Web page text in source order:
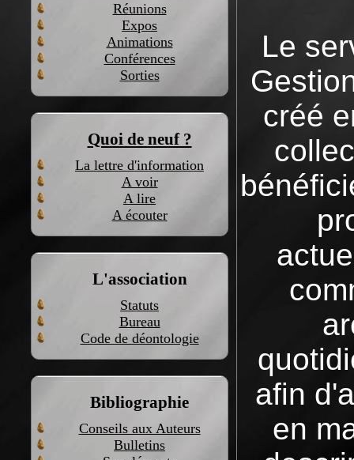
Réunions
Expos
Animations
Conférences
Sorties
Quoi de neuf ?
La lettre d'information
A voir
A lire
A écouter
L'association
Statuts
Bureau
Code de déontologie
Bibliographie
Conseils aux Auteurs
Bulletins
Le
créé
afin
en